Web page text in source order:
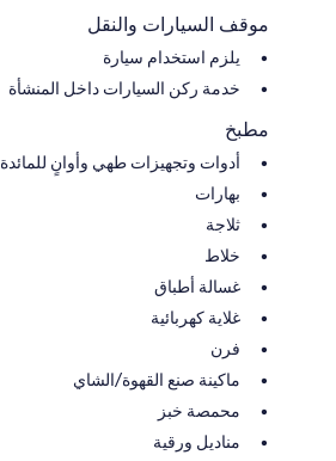
موقف السيارات والنقل
يلزم استخدام سيارة
خدمة ركن السيارات داخل المنشأة
مطبخ
أدوات وتجهيزات طهي وأوانٍ للمائدة
بهارات
ثلاجة
خلاط
غسالة أطباق
غلاية كهربائية
فرن
ماكينة صنع القهوة/الشاي
محمصة خبز
مناديل ورقية